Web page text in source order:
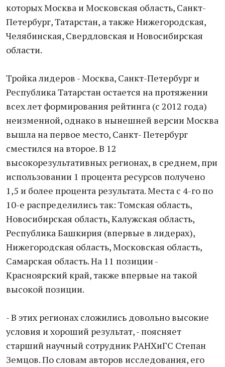
которых Москва и Московская область, Санкт-
Петербург, Татарстан, а также Нижегородская,
Челябинская, Свердловская и Новосибирская
области.
Тройка лидеров - Москва, Санкт-Петербург и
Республика Татарстан остается на протяжении
всех лет формирования рейтинга (с 2012 года)
неизменной, однако в нынешней версии Москва
вышла на первое место, Санкт- Петербург
сместился на второе. В 12
высокорезультативных регионах, в среднем, при
использовании 1 процента ресурсов получено
1,5 и более процента результата. Места с 4-го по
10-е распределились так: Томская область,
Новосибирская область, Калужская область,
Республика Башкирия (впервые в лидерах),
Нижегородская область, Московская область,
Самарская область. На 11 позиции -
Красноярский край, также впервые на такой
высокой позиции.
- В этих регионах сложились довольно высокие
условия и хороший результат, - поясняет
старший научный сотрудник РАНХиГС Степан
Земцов. По словам авторов исследования, его